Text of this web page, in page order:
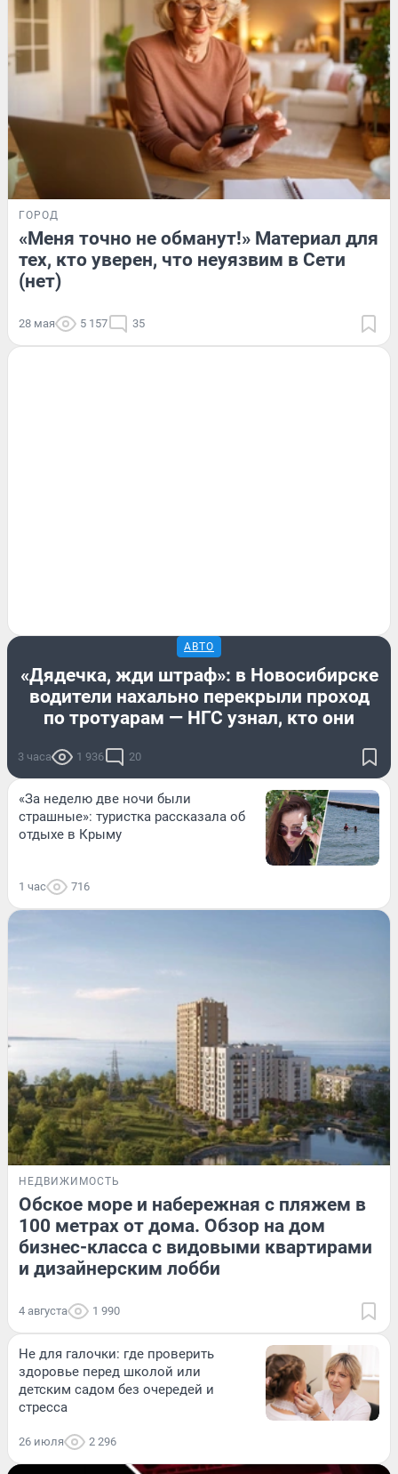
ГОРОД
«Меня точно не обманут!» Материал для
тех, кто уверен, что неуязвим в Сети
(нет)
28 мая 5 157 35
АВТО
«Дядечка, жди штраф»: в Новосибирске
водители нахально перекрыли проход
по тротуарам — НГС узнал, кто они
3 часа 1 936 20
«За неделю две ночи были
страшные»: туристка рассказала об
отдыхе в Крыму
1 час 716
НЕДВИЖИМОСТЬ
Обское море и набережная с пляжем в
100 метрах от дома. Обзор на дом
бизнес-класса с видовыми квартирами
и дизайнерским лобби
4 августа 1 990
Не для галочки: где проверить
здоровье перед школой или
детским садом без очередей и
стресса
26 июля 2 296